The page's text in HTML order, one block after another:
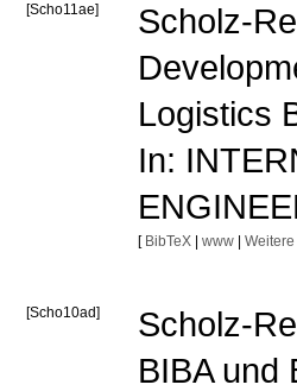
[Scho11ae]
Scholz-
Logistics
In:
[ BibTeX| www|
[Scho10ad]
Scholz-
BIBA und